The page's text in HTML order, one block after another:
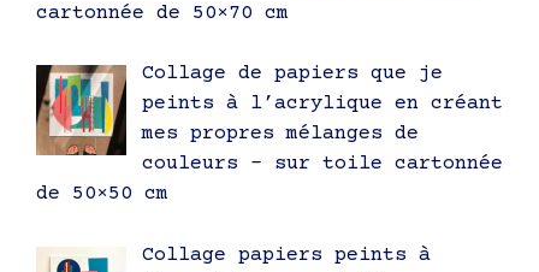
cartonnée de 50×70 cm
Collage de papiers que je
peints à l’acrylique en créant
mes propres mélanges de
couleurs – sur toile cartonnée
de 50×50 cm
Collage papiers peints à